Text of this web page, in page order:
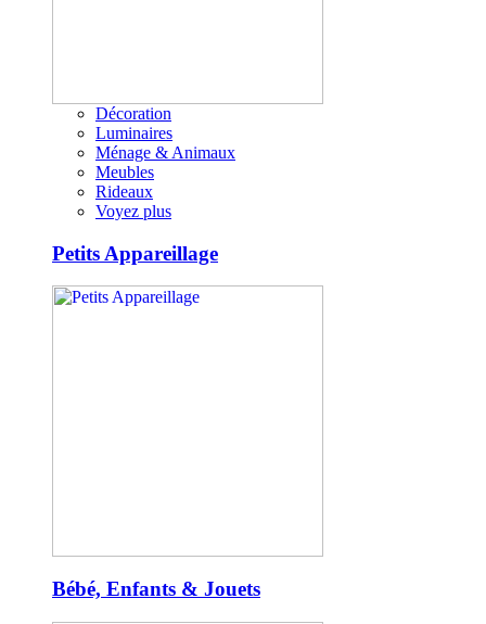
Décoration
Luminaires
Ménage & Animaux
Meubles
Rideaux
Voyez plus
Petits Appareillage
Bébé, Enfants & Jouets